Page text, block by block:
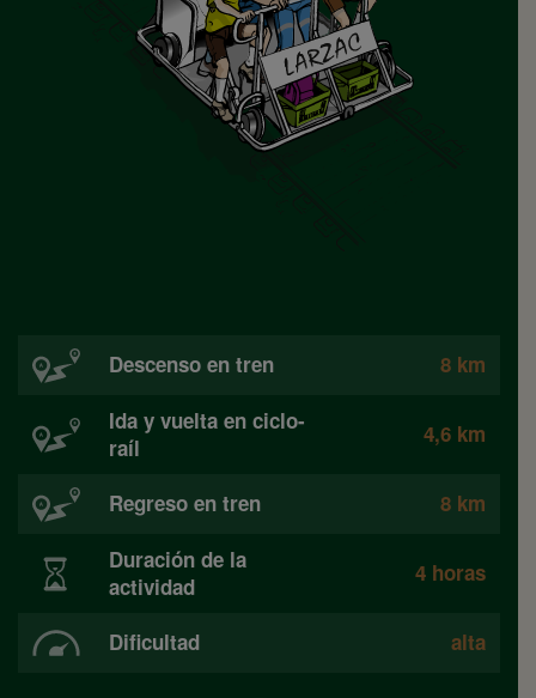
Descenso en tren
8 km
Ida y vuelta en ciclo-
raíl
4,6 km
Regreso en tren
8 km
Duración de la
actividad
4 horas
Dificultad alta